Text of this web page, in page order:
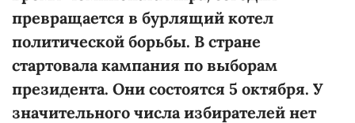
превращается в бурлящий котел
политической борьбы. В стране
стартовала кампания по выборам
президента. Они состоятся 5 октября. У
значительного числа избирателей нет